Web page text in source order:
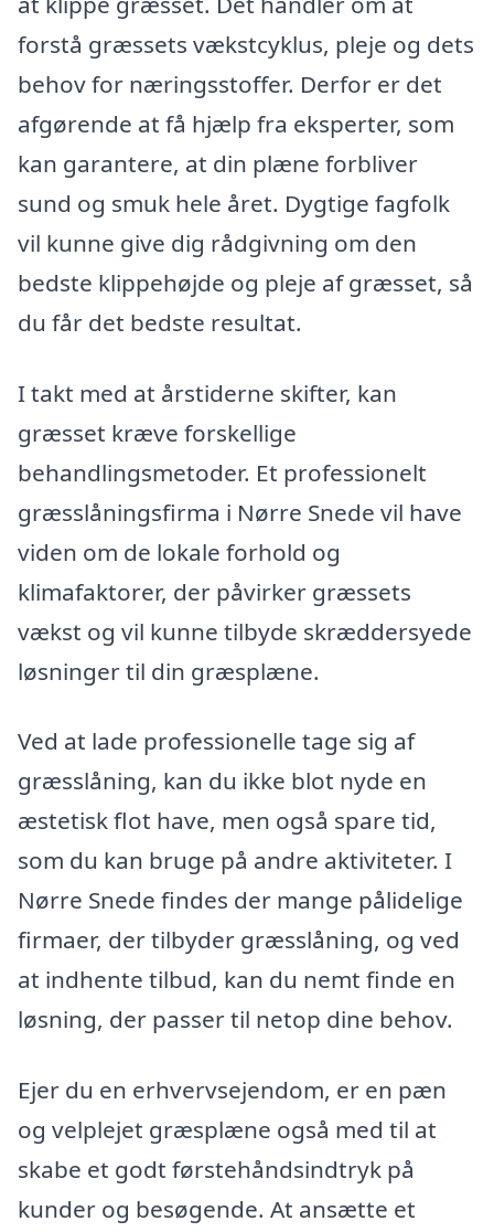
forstå græssets vækstcyklus, pleje og dets
behov for næringsstoffer. Derfor er det
afgørende at få hjælp fra eksperter, som
kan garantere, at din plæne forbliver
sund og smuk hele året. Dygtige fagfolk
vil kunne give dig rådgivning om den
bedste klippehøjde og pleje af græsset, så
du får det bedste resultat.
I takt med at årstiderne skifter, kan
græsset kræve forskellige
behandlingsmetoder. Et professionelt
græsslåningsfirma i Nørre Snede vil have
viden om de lokale forhold og
klimafaktorer, der påvirker græssets
vækst og vil kunne tilbyde skræddersyede
løsninger til din græsplæne.
Ved at lade professionelle tage sig af
græsslåning, kan du ikke blot nyde en
æstetisk flot have, men også spare tid,
som du kan bruge på andre aktiviteter. I
Nørre Snede findes der mange pålidelige
firmaer, der tilbyder græsslåning, og ved
at indhente tilbud, kan du nemt finde en
løsning, der passer til netop dine behov.
Ejer du en erhvervsejendom, er en pæn
og velplejet græsplæne også med til at
skabe et godt førstehåndsindtryk på
kunder og besøgende. At ansætte et